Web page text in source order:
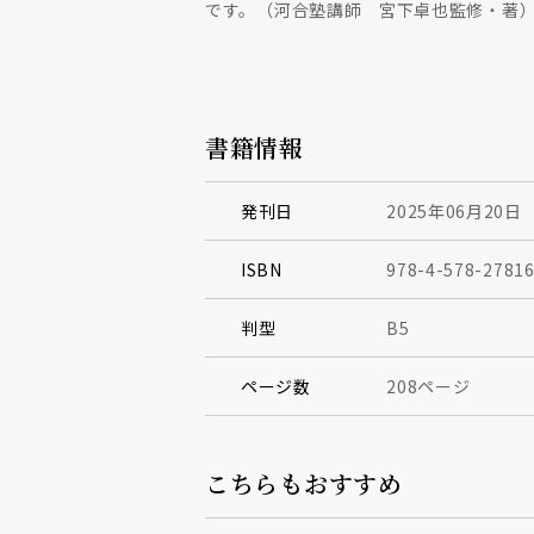
です。（河合塾講師 宮下卓也監修・著
書籍情報
発刊日 2025年06月20日
ISBN 978-4-578-
判型 B5
ページ数 208ページ
こちらもおすすめ